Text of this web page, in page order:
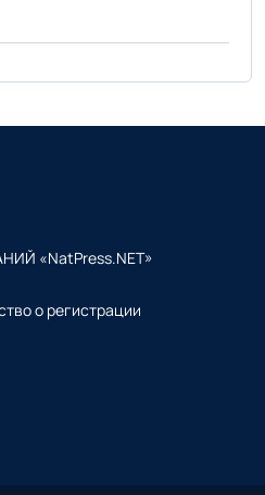
«NatPress.NET»
о регистрации